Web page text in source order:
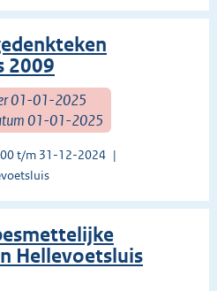
2009
01-01-2025
01-01-2025
t/m 31-12-2024
Hellevoetsluis